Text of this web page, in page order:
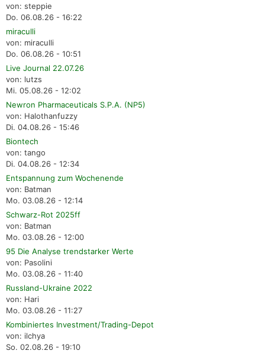
von: steppie
Do. 06.08.26 - 16:22
miraculli
von: miraculli
Do. 06.08.26 - 10:51
Live Journal 22.07.26
von: lutzs
Mi. 05.08.26 - 12:02
Newron Pharmaceuticals S.P.A. (NP5)
von: Halothanfuzzy
Di. 04.08.26 - 15:46
Biontech
von: tango
Di. 04.08.26 - 12:34
Entspannung zum Wochenende
von: Batman
Mo. 03.08.26 - 12:14
Schwarz-Rot 2025ff
von: Batman
Mo. 03.08.26 - 12:00
95 Die Analyse trendstarker Werte
von: Pasolini
Mo. 03.08.26 - 11:40
Russland-Ukraine 2022
von: Hari
Mo. 03.08.26 - 11:27
Kombiniertes Investment/Trading-Depot
von: ilchya
So. 02.08.26 - 19:10